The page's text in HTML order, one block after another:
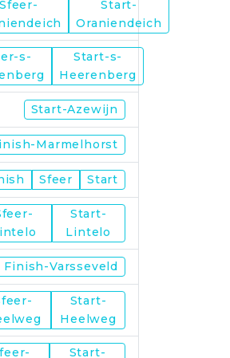
Sfeer-
Start-
Oraniendeich
s-
Start-s-
Heerenberg
Start-Azewijn
Marmelhorst
Sfeer Start
Start-
Lintelo
Finish-Varsseveld
Start-
Heelweg
Start-